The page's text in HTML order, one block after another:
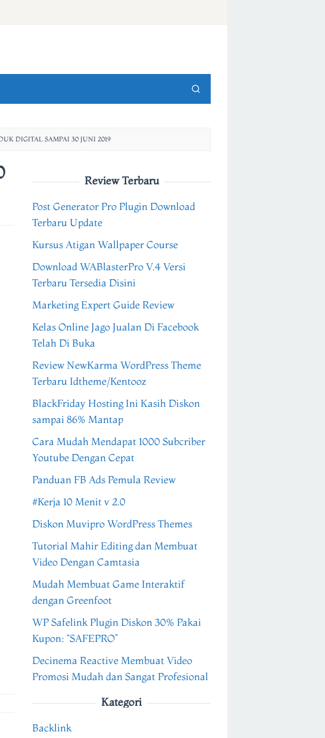
DIGITAL SAMPAI 30 JUNI 2019
Review Terbaru
Post Generator Pro Plugin Download
Terbaru Update
Kursus Atigan Wallpaper Course
Download WABlasterPro V.4 Versi
Terbaru Tersedia Disini
Marketing Expert Guide Review
Kelas Online Jago Jualan Di Facebook
Telah Di Buka
Review NewKarma WordPress Theme
Terbaru Idtheme/Kentooz
BlackFriday Hosting Ini Kasih Diskon
sampai 86% Mantap
Cara Mudah Mendapat 1000 Subcriber
Youtube Dengan Cepat
Panduan FB Ads Pemula Review
#Kerja 10 Menit v 2.0
Diskon Muvipro WordPress Themes
Tutorial Mahir Editing dan Membuat
Video Dengan Camtasia
Mudah Membuat Game Interaktif
dengan Greenfoot
WP Safelink Plugin Diskon 30% Pakai
Kupon: “SAFEPRO”
Decinema Reactive Membuat Video
Promosi Mudah dan Sangat Profesional
Kategori
Backlink